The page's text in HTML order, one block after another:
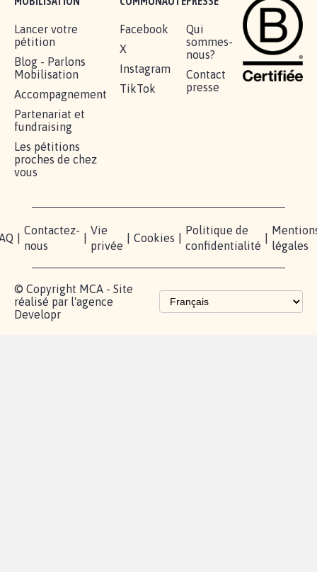
Lancer votre
pétition
Blog - Parlons
Mobilisation
Accompagnement
Partenariat et
fundraising
Les pétitions
proches de chez
vous
Facebook
X
Instagram
TikTok
Qui
sommes-
nous?
Contact
presse
Contactez-
nous
Vie
privée
Cookies
Politique de
confidentialité
légales
© Copyright MCA - Site
réalisé par l'agence
Developr